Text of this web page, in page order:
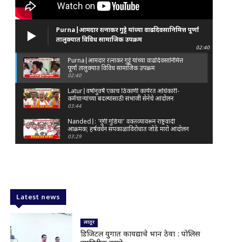
Purna|आमदार रत्नाकर गुट्टे यांच्या वाढदिवसानिमित्त पूर्णा
तालुक्यात विविध सामाजिक उपक्रम
02:40
Purna|आमदार रत्नाकर गुट्टे यांच्या वाढदिवसानिमित्त
पूर्णा तालुक्यात विविध सामाजिक उपक्रम
02:40
Latur|वर्षानुवर्षे एकाच ठिकाणी कार्यरत अधिकारी-
कर्मचाऱ्यांच्या बदल्यांसाठी संभाजी सेनेचे आंदोलन
03:44
Nanded|: 'गुंगी गुडिया' वक्तव्यावरून राष्ट्रवादी
आक्रमक; हर्षवर्धन सपकाळांविरोधात जोडे मारो आंदोलन
03:29
Latur|नांदेड–बिदर महामार्गावरील सिमेंट रस्त्याला मोठ्या
भेगा; अपघाताचा धोका
00:59
Latest news
लातूर
डिजिटल युगात कायद्याचे भान ठेवा : पोलिस